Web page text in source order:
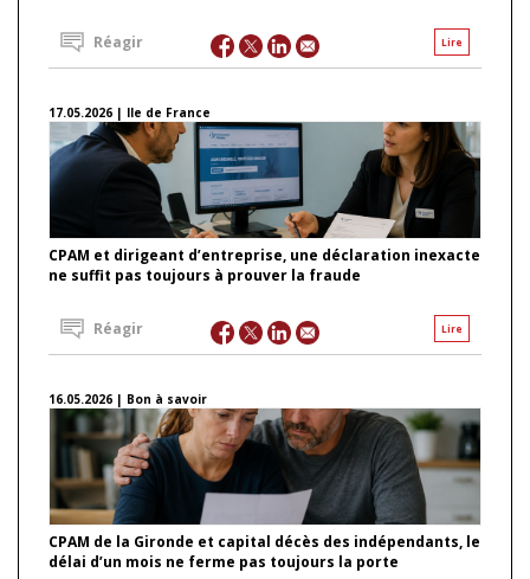
Lire
Réagir
17.05.2026 | Ile de France
CPAM et dirigeant d’entreprise, une déclaration inexacte
ne suffit pas toujours à prouver la fraude
Lire
Réagir
16.05.2026 | Bon à savoir
CPAM de la Gironde et capital décès des indépendants, le
délai d’un mois ne ferme pas toujours la porte